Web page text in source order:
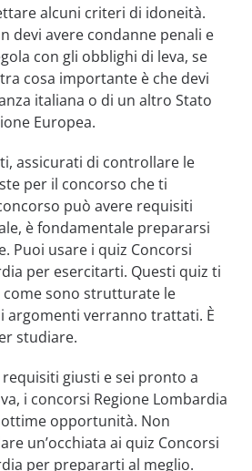
alcuni criteri di idoneità.
devi avere condanne penali e
con gli obblighi di leva, se
cosa importante è che devi
italiana o di un altro Stato
Europea.
assicurati di controllare le
per il concorso che ti
può avere requisiti
è fondamentale prepararsi
Puoi usare i quiz Concorsi
per esercitarti. Questi quiz ti
sono strutturate le
argomenti verranno trattati. È
studiare.
requisiti giusti e sei pronto a
i concorsi Regione Lombardia
opportunità. Non
un’occhiata ai quiz Concorsi
per prepararti al meglio.